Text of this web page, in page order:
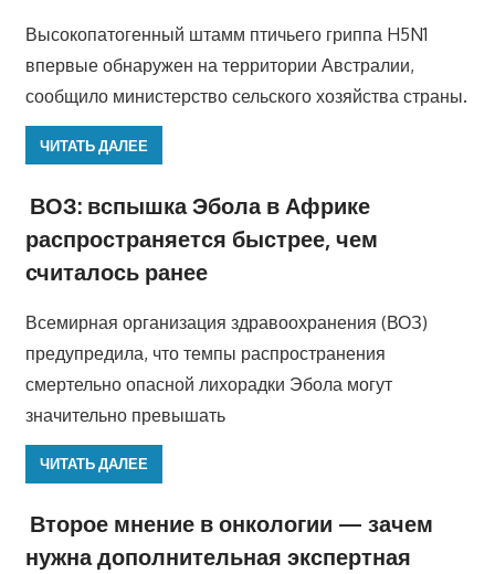
Высокопатогенный штамм птичьего гриппа H5N1
впервые обнаружен на территории Австралии,
сообщило министерство сельского хозяйства страны.
ЧИТАТЬ ДАЛЕЕ
ВОЗ: вспышка Эбола в Африке
распространяется быстрее, чем
считалось ранее
Всемирная организация здравоохранения (ВОЗ)
предупредила, что темпы распространения
смертельно опасной лихорадки Эбола могут
значительно превышать
ЧИТАТЬ ДАЛЕЕ
Второе мнение в онкологии — зачем
нужна дополнительная экспертная